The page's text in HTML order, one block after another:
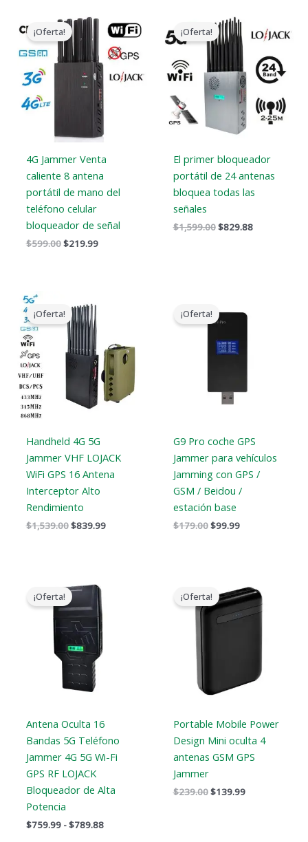
¡Oferta!
4G Jammer Venta
caliente 8 antena
portátil de mano del
teléfono celular
bloqueador de señal
$599.00
precio
original
era:
$599.00.
$219.99
precio
actual
es:
$219.99.
¡Oferta!
El primer bloqueador
portátil de 24 antenas
bloquea todas las
señales
$1,599.00
precio
original
era:
$1,599.00.
$829.88
precio
actual
$829.88.
¡Oferta!
Handheld 4G 5G
Jammer VHF LOJACK
WiFi GPS 16 Antena
Interceptor Alto
Rendimiento
$1,539.00
precio
original
era:
$1,539.00.
$839.99
$839.99.
¡Oferta!
G9 Pro coche GPS
Jammer para vehículos
Jamming con GPS /
GSM / Beidou /
estación base
$179.00
original
$179.00.
$99.99
actual
$99.99.
¡Oferta!
Antena Oculta 16
Bandas 5G Teléfono
Jammer 4G 5G Wi-Fi
GPS RF LOJACK
Bloqueador de Alta
Potencia
$759.99 -$789.88
¡Oferta!
Portable Mobile Power
Design Mini oculta 4
antenas GSM GPS
Jammer
$239.00
precio
original
era:
$239.00.
$139.99
precio
actual
es: